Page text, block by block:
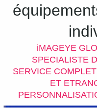
iMAGEYE
SPECIALISTE
SERVICE
ET